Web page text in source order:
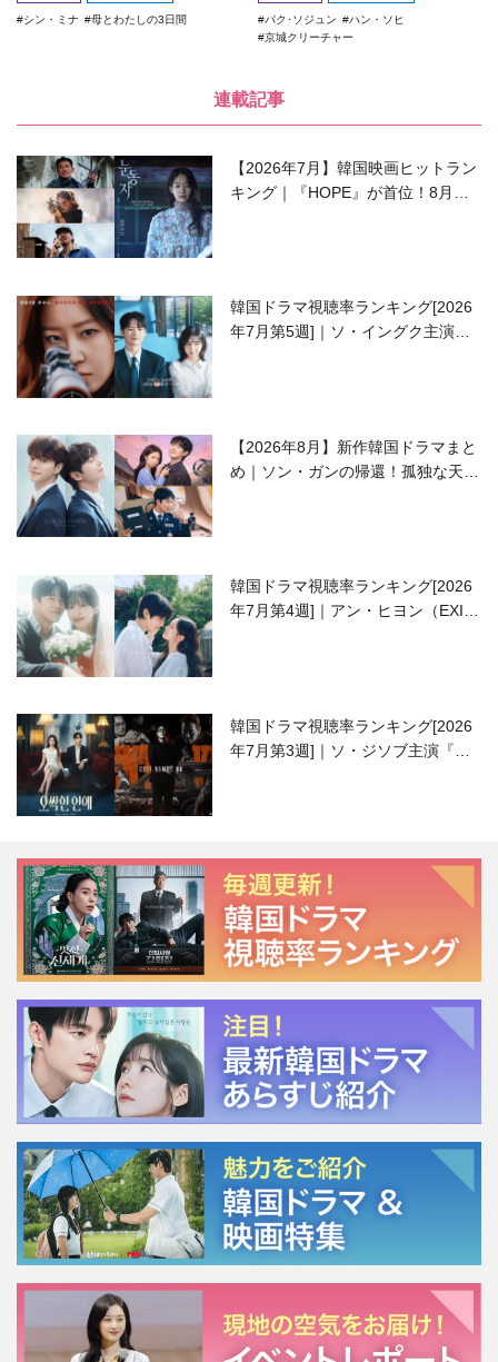
シン・ミナ 母とわたしの3日間 パク･ソジュン
ハン・ソヒ
京城クリーチャー
連載記事
【2026年7月】韓国映画ヒットラン
キング｜『HOPE』が首位！8月公
韓国ドラマ視聴率ランキング[2026
年7月第5週]｜ソ・イングク主演の
【2026年8月】新作韓国ドラマまと
め｜ソン・ガンの帰還！孤独な天才
韓国ドラマ視聴率ランキング[2026
年7月第4週]｜アン・ヒヨン（EXID
韓国ドラマ視聴率ランキング[2026
年7月第3週]｜ソ・ジソブ主演『エ